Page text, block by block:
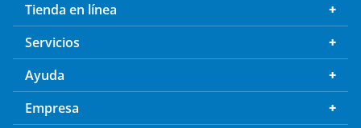
Tienda en línea
Servicios
Ayuda
Empresa